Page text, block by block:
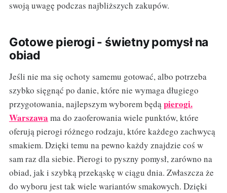
swoją uwagę podczas najbliższych zakupów.
Gotowe pierogi - świetny pomysł na
obiad
Jeśli nie ma się ochoty samemu gotować, albo potrzeba
szybko sięgnąć po danie, które nie wymaga długiego
przygotowania, najlepszym wyborem będąpierogi.
Warszawa ma do zaoferowania wiele punktów, które
oferują pierogi różnego rodzaju, które każdego zachwycą
smakiem. Dzięki temu na pewno każdy znajdzie coś w
sam raz dla siebie. Pierogi to pyszny pomysł, zarówno na
obiad, jak i szybką przekąskę w ciągu dnia. Zwłaszcza że
do wyboru jest tak wiele wariantów smakowych. Dzięki